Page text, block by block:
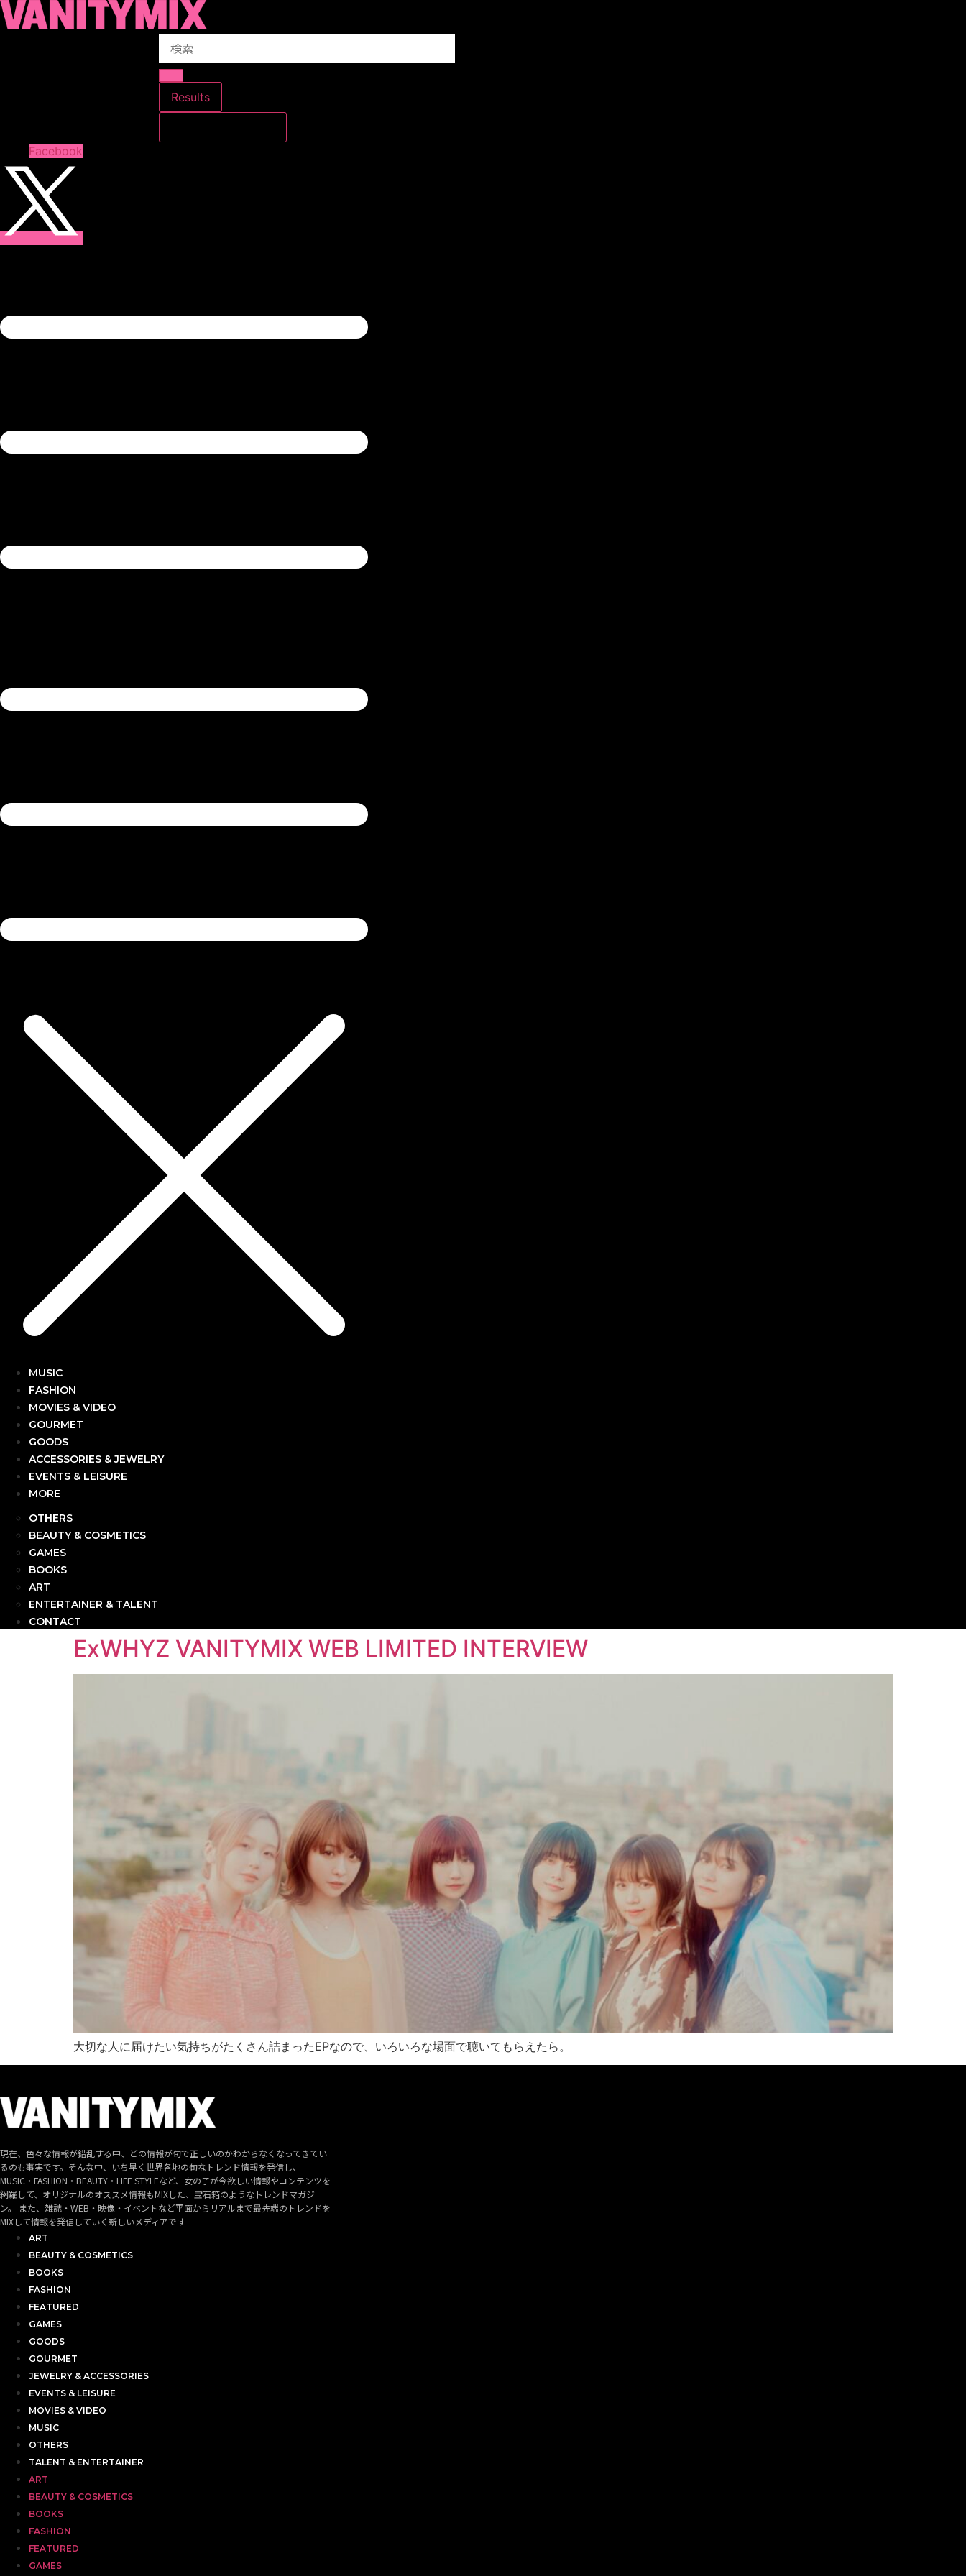
コ
ン
プ
Search
Results
Facebook
MUSIC
FASHION
MOVIES & VIDEO
GOURMET
GOODS
ACCESSORIES & JEWELRY
EVENTS & LEISURE
MORE
OTHERS
BEAUTY & COSMETICS
GAMES
BOOKS
ART
ENTERTAINER & TALENT
CONTACT
ExWHYZ VANITYMIX WEB LIMITED INTERVIEW
大切な人に届けたい気持ちがたくさん詰まったEPなので、いろいろな場面で聴いてもらえたら。
現在、色々な情報が錯乱する中、どの情報が旬で正しいのかわからなくなってきてい
るのも事実です。そんな中、いち早く世界各地の旬なトレンド情報を発信し、
MUSIC・FASHION・BEAUTY・LIFE STYLEなど、女の子が今欲しい情報やコンテンツを
網羅して、オリジナルのオススメ情報もMIXした、宝石箱のようなトレンドマガジ
ン。 また、雑誌・WEB・映像・イベントなど平面からリアルまで最先端のトレンドを
MIXして情報を発信していく新しいメディアです
ART
BEAUTY & COSMETICS
BOOKS
FASHION
FEATURED
GAMES
GOODS
GOURMET
JEWELRY & ACCESSORIES
EVENTS & LEISURE
MOVIES & VIDEO
MUSIC
OTHERS
TALENT & ENTERTAINER
ART
BEAUTY & COSMETICS
BOOKS
FASHION
FEATURED
GAMES